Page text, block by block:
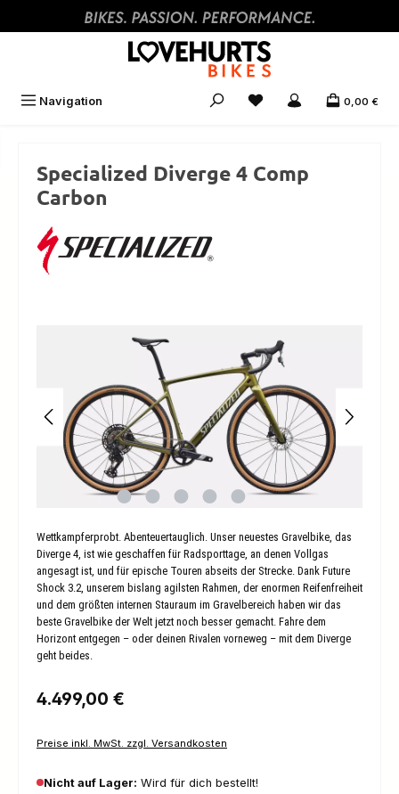
Zum Hauptinhalt springen
Navigation 0,00 €
Specialized Diverge 4 Comp
Carbon
Wettkampferprobt. Abenteuertauglich. Unser neuestes Gravelbike, das
Diverge 4, ist wie geschaffen für Radsporttage, an denen Vollgas
angesagt ist, und für epische Touren abseits der Strecke. Dank Future
Shock 3.2, unserem bislang agilsten Rahmen, der enormen Reifenfreiheit
und dem größten internen Stauraum im Gravelbereich haben wir das
beste Gravelbike der Welt jetzt noch besser gemacht. Fahre dem
Horizont entgegen – oder deinen Rivalen vorneweg – mit dem Diverge
geht beides.
Regulärer Preis:
4.499,00 €
Preise inkl. MwSt. zzgl. Versandkosten
Nicht auf Lager: Wird für dich bestellt!